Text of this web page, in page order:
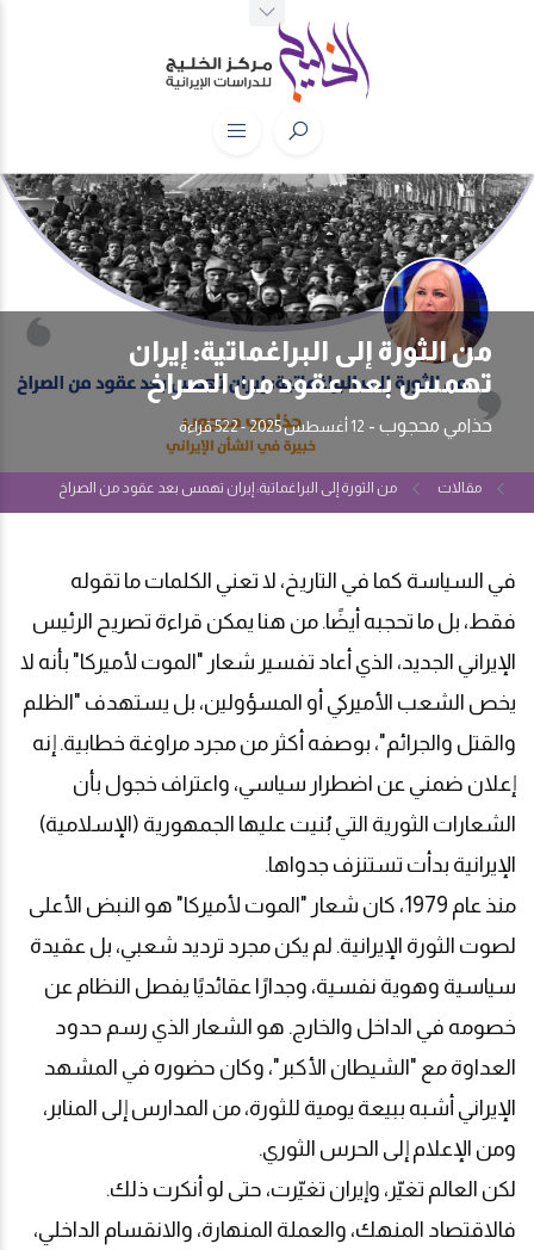
من الثورة إلى البراغماتية: إيران
تهمس بعد عقود من الصراخ
حذامي محجوب - 12 أغسطس 2025 - 522 قراءة
مقالات من الثورة إلى البراغماتية: إيران تهمس بعد عقود من الصراخ
في السياسة كما في التاريخ، لا تعني الكلمات ما تقوله
فقط، بل ما تحجبه أيضًا. من هنا يمكن قراءة تصريح الرئيس
الإيراني الجديد، الذي أعاد تفسير شعار "الموت لأميركا" بأنه لا
يخص الشعب الأميركي أو المسؤولين، بل يستهدف "الظلم
والقتل والجرائم"، بوصفه أكثر من مجرد مراوغة خطابية. إنه
إعلان ضمني عن اضطرار سياسي، واعتراف خجول بأن
الشعارات الثورية التي بُنيت عليها الجمهورية (الإسلامية)
الإيرانية بدأت تستنزف جدواها.
منذ عام 1979، كان شعار "الموت لأميركا" هو النبض الأعلى
لصوت الثورة الإيرانية. لم يكن مجرد ترديد شعبي، بل عقيدة
سياسية وهوية نفسية، وجدارًا عقائديًا يفصل النظام عن
خصومه في الداخل والخارج. هو الشعار الذي رسم حدود
العداوة مع "الشيطان الأكبر"، وكان حضوره في المشهد
الإيراني أشبه ببيعة يومية للثورة، من المدارس إلى المنابر،
ومن الإعلام إلى الحرس الثوري.
لكن العالم تغيّر، وإيران تغيّرت، حتى لو أنكرت ذلك.
فالاقتصاد المنهك، والعملة المنهارة، والانقسام الداخلي،